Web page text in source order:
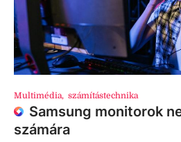
Multimédia, számítástechnika
Samsung monitorok
számára